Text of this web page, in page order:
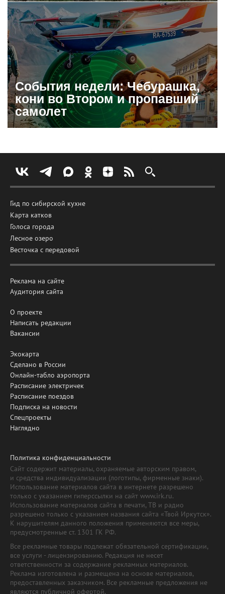
События недели: Чебурашка,
кони во Втором и пропавший
самолет
Гид по сибирской кухне
Карта катков
Голоса города
Лесное озеро
Весточка с передовой
Реклама на сайте
Аудитория сайта
О проекте
Написать редакции
Вакансии
Экокарта
Сделано в России
Онлайн-табло аэропорта
Расписание электричек
Расписание поездов
Подписка на новости
Спецпроекты
Наглядно
Политика конфиденциальности
Сайт содержит материалы, охраняемые авторским правом,
и средства индивидуализации (логотипы, фирменные знаки).
Использование материалов сайта в интернете разрешено
только с указанием гиперссылки на сайт www.irk.ru.
Использование материалов сайта в печати, ТВ и радио
разрешено только с указанием названия сайта «Твой Иркутск».
К нарушителям данного положения применяются все меры,
предусмотренные ст. 1301 ГК РФ.
Все рекламные товары подлежат обязательной сертификации,
все услуги - лицензированию. Редакция не несет
ответственности за содержание рекламных материалов.
Реклама изготовлена и размещена на основе материалов,
предоставленных заказчиком. Все рекламные предложения не
являются публичной офертой.